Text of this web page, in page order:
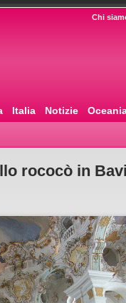
Chi
Italia Notizie
rococò in